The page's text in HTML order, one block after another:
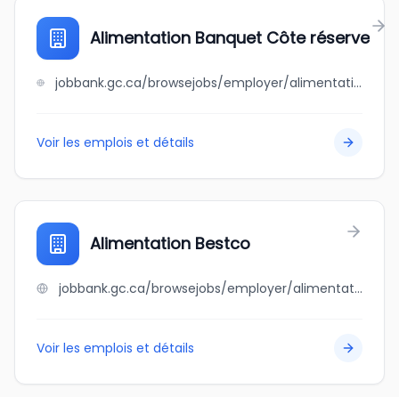
Alimentation Banquet Côte réserve
jobbank.gc.ca/browsejobs/employer/alimentation+banquet+c%C3%B4te+r%C3%A9serve/ca
Voir les emplois et détails
Alimentation Bestco
jobbank.gc.ca/browsejobs/employer/alimentation+bestco/ca
Voir les emplois et détails